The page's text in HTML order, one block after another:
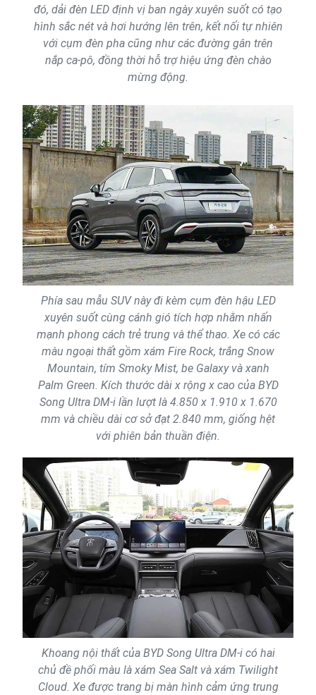
đó, dải đèn LED định vị ban ngày xuyên suốt có tạo
hình sắc nét và hơi hướng lên trên, kết nối tự nhiên
với cụm đèn pha cũng như các đường gân trên
nắp ca-pô, đồng thời hỗ trợ hiệu ứng đèn chào
mừng động.
Phía sau mẫu SUV này đi kèm cụm đèn hậu LED
xuyên suốt cùng cánh gió tích hợp nhằm nhấn
mạnh phong cách trẻ trung và thể thao. Xe có các
màu ngoại thất gồm xám Fire Rock, trắng Snow
Mountain, tím Smoky Mist, be Galaxy và xanh
Palm Green. Kích thước dài x rộng x cao của BYD
Song Ultra DM-i lần lượt là 4.850 x 1.910 x 1.670
mm và chiều dài cơ sở đạt 2.840 mm, giống hệt
với phiên bản thuần điện.
Khoang nội thất của BYD Song Ultra DM-i có hai
chủ đề phối màu là xám Sea Salt và xám Twilight
Cloud. Xe được trang bị màn hình cảm ứng trung